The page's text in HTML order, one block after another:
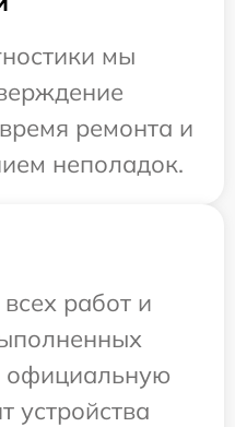
мы
ремонта и
неполадок.
работ и
официальную
устройства